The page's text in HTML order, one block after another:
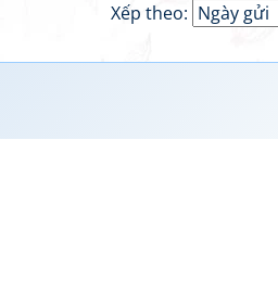
Xếp theo: